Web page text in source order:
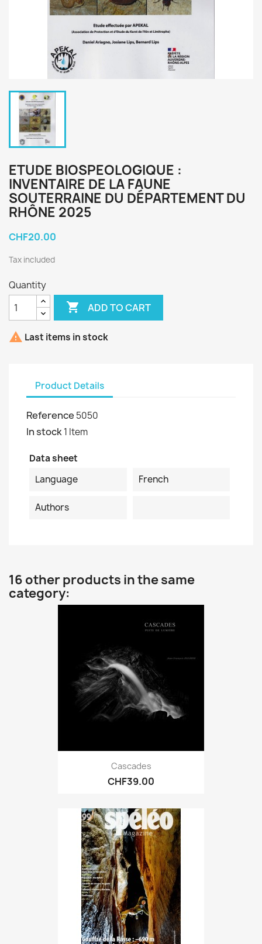
ETUDE BIOSPEOLOGIQUE :
INVENTAIRE DE LA FAUNE
SOUTERRAINE DU DÉPARTEMENT DU
RHÔNE 2025
CHF20.00
Tax included
Quantity
 ADD TO CART
 Last items in stock
Product Details
Reference 5050
In stock1 Item
Data sheet
Language
French
Authors
16 other products in the same
category:
Cascades
CHF39.00